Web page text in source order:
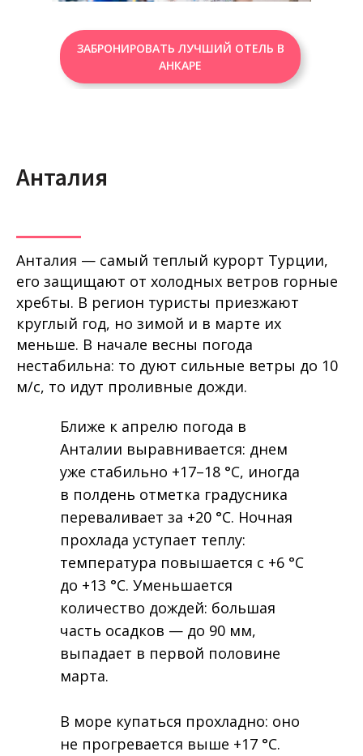
ЗАБРОНИРОВАТЬ ЛУЧШИЙ ОТЕЛЬ В
АНКАРЕ
Анталия
Анталия — самый теплый курорт Турции,
его защищают от холодных ветров горные
хребты. В регион туристы приезжают
круглый год, но зимой и в марте их
меньше. В начале весны погода
нестабильна: то дуют сильные ветры до 10
м/с, то идут проливные дожди.
Ближе к апрелю погода в
Анталии выравнивается: днем
уже стабильно +17–18 °C, иногда
в полдень отметка градусника
переваливает за +20 °C. Ночная
прохлада уступает теплу:
температура повышается с +6 °C
до +13 °C. Уменьшается
количество дождей: большая
часть осадков — до 90 мм,
выпадает в первой половине
марта.
В море купаться прохладно: оно
не прогревается выше +17 °C.